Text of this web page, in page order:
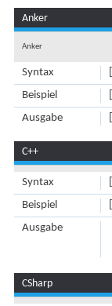
Anker
Anker
Syntax
Beispiel
Ausgabe
C++
Syntax
Beispiel
Ausgabe
CSharp